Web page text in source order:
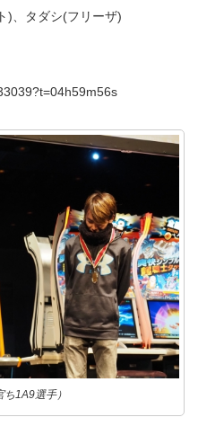
)、タダシ(フリーザ)
1A9選手）